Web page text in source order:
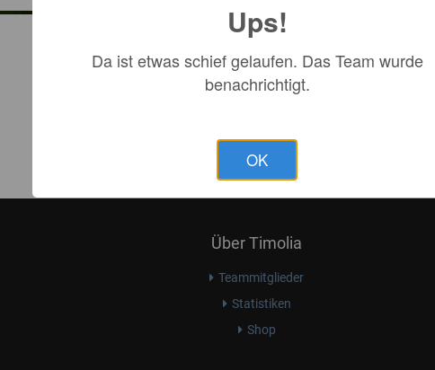
Über Timolia
Teammitglieder
Statistiken
Shop
Ups!
Da ist etwas schief gelaufen. Das Team wurde
benachrichtigt.
OK